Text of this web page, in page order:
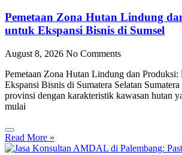
Pemetaan Zona Hutan Lindung
untuk Ekspansi Bisnis di Sumsel
August 8, 2026 No Comments
Pemetaan Zona Hutan Lindung dan
Ekspansi Bisnis di Sumatera Selatan
provinsi dengan karakteristik kawasan hutan
mulai
Read More »